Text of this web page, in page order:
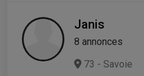
Janis
8 annonces
73 - Savoie